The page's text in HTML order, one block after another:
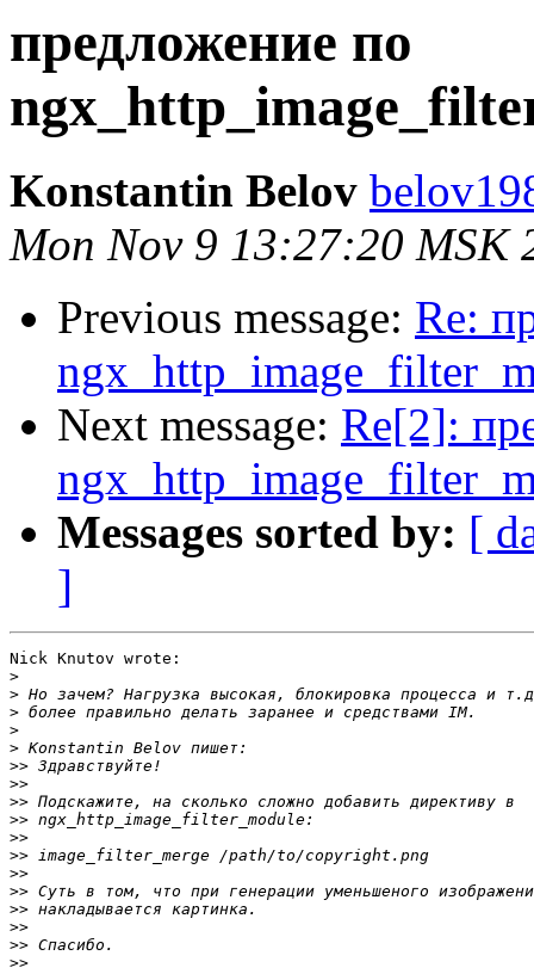
предложение по
Konstantin Belov
Mon Nov 9 13:27:20 MSK
Previous message: Re:
Next message: Re[2]:
Messages sorted by: [
]
Nick Knutov wrote:
>
>
>
>
>
>>
>>
>>
>>
>>
>>
>>
>>
>>
>>
>>
>>